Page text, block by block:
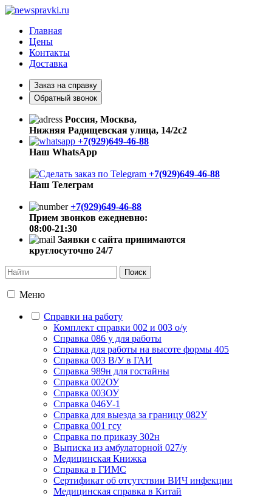
Главная
Цены
Контакты
Доставка
Заказ на справку
Обратный звонок
Россия, Москва,
Нижняя Радищевская улица, 14/2с2
+7(929)649-46-88
Наш WhatsApp
+7(929)649-46-88
Наш Телеграм
+7(929)649-46-88
Прием звонков ежедневно:
08:00-21:30
Заявки с сайта принимаются
круглосуточно 24/7
Меню
Справки на работу
Комплект справки 002 и 003 о/у
Справка 086 у для работы
Справка для работы на высоте формы 405
Справка 003 В/У в ГАИ
Справка 989н для гостайны
Справка 002ОУ
Справка 003ОУ
Справка 046У-1
Справка для выезда за границу 082У
Справка 001 гсу
Справка по приказу 302н
Выписка из амбулаторной 027/у
Медицинская Книжка
Справка в ГИМС
Сертификат об отсутствии ВИЧ инфекции
Медицинская справка в Китай